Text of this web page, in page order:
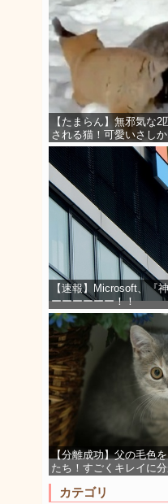
【たまらん】無邪気な
される猫！可愛いさし
【速報】Microsoft、『
ーーーーーー！！
【分離成功】父の毛色
たち！すごくキレイに分
カテゴリ